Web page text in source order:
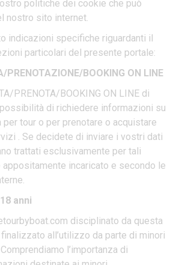
politiche dei cookie che può
nostro sito internet.
indicazioni specifiche riguardanti il
particolari del presente portale:
PRENOTAZIONE/BOOKING ON LINE
PRENOTA/BOOKING ON LINE di
di richiedere informazioni su
tour o per prenotare o acquistare
. Se decidete di inviare i vostri dati
trattati esclusivamente per tali
incaricato e secondo le
anni
disciplinato da questa
all’utilizzo da parte di minori
l’importanza di